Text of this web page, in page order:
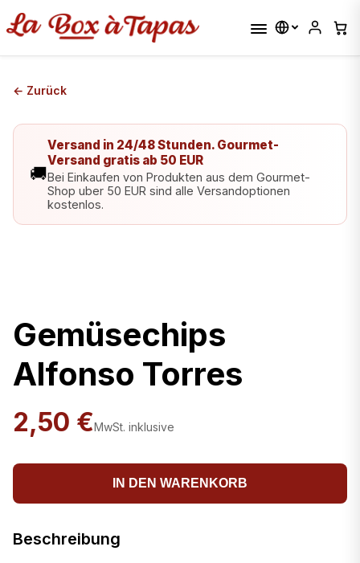
← Zurück
🚚
Versand in 24/48 Stunden. Gourmet-
Versand gratis ab 50 EUR
Bei Einkaufen von Produkten aus dem Gourmet-
Shop uber 50 EUR sind alle Versandoptionen
kostenlos.
Gemüsechips
Alfonso Torres
2,50 €MwSt. inklusive
IN DEN WARENKORB
Beschreibung